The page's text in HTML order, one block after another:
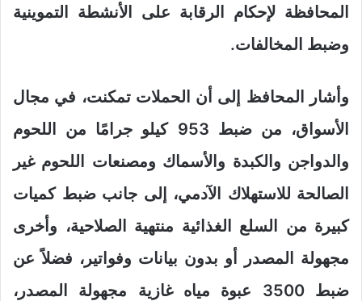
المحافظة لإحكام الرقابة على الأنشطة التموينية
وضبط المخالفات.
وأشار المحافظ إلى أن الحملات تمكنت، في مجال
الأسواق، من ضبط 953 كيلو جرامًا من اللحوم
والدواجن والكبدة والأسماك ومصنعات اللحوم غير
الصالحة للاستهلاك الآدمي، إلى جانب ضبط كميات
كبيرة من السلع الغذائية منتهية الصلاحية، وأخرى
مجهولة المصدر أو بدون بيانات وفواتير، فضلاً عن
ضبط 3500 عبوة مياه غازية مجهولة المصدر،